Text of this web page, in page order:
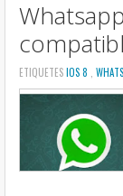
ETIQUETESIOS 8 ,